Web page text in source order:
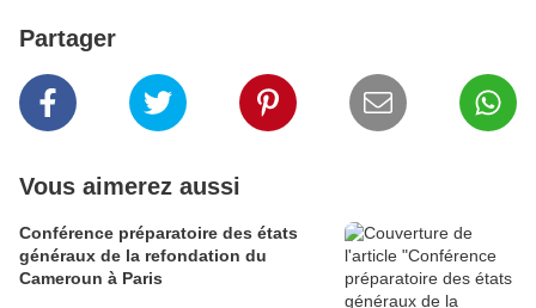
Partager
Vous aimerez aussi
Conférence préparatoire des états
généraux de la refondation du
Cameroun à Paris